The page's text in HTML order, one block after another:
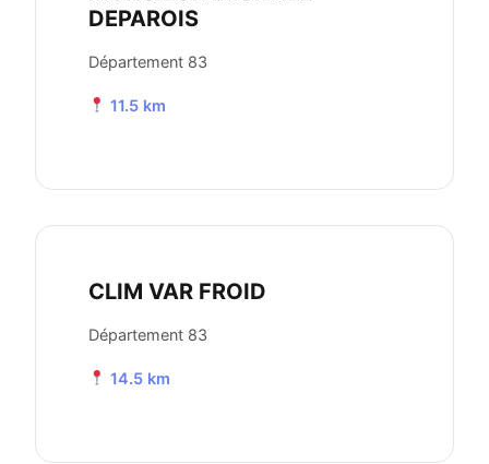
DEPAROIS
Département 83
11.5 km
CLIM VAR FROID
Département 83
14.5 km